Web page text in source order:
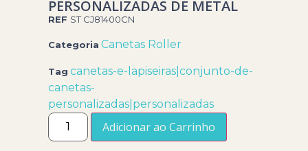
PERSONALIZADAS DE METAL
REF ST CJ81400CN
Categoria Canetas Roller
Tag canetas-e-lapiseiras|conjunto-de-
canetas-
personalizadas|personalizadas
Adicionar ao Carrinho